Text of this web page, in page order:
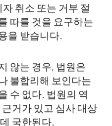
취소 또는 거부 절
따를 것을 요구하는
을 받습니다.
않는 경우, 법원은
불합리해 보인다는
수 없다. 법원의 역
거가 있고 심사 대상
국한된다.